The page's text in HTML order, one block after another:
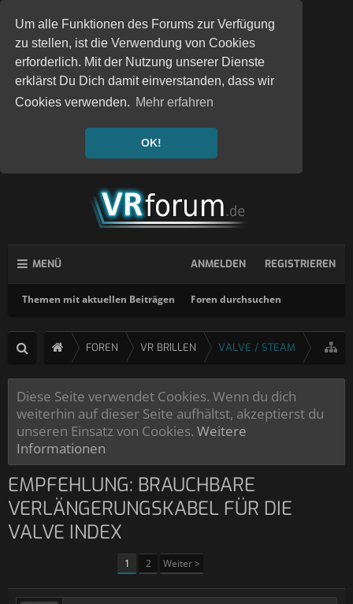
Um alle Funktionen des Forums zur Verfügung
zu stellen, ist die Verwendung von Cookies
erforderlich. Mit der Nutzung unserer Dienste
erklärst Du Dich damit einverstanden, dass wir
Cookies verwenden. Mehr erfahren
OK!
MENÜ
Themen mit aktuellen Beiträgen Foren durchsuchen
ANMELDEN REGISTRIEREN
FOREN VR BRILLEN VALVE / STEAM
Diese Seite verwendet Cookies. Wenn du dich
weiterhin auf dieser Seite aufhältst, akzeptierst du
unseren Einsatz von Cookies. Weitere
Informationen
EMPFEHLUNG: BRAUCHBARE
VERLÄNGERUNGSKABEL FÜR DIE
VALVE INDEX
1 2 Weiter >